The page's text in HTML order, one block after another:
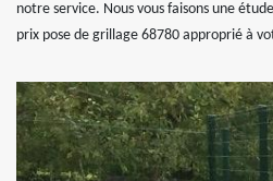
notre service. Nous vous faisons une
prix pose de grillage 68780 approprié à